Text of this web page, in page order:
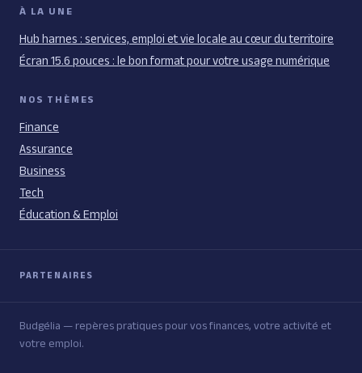
À LA UNE
Hub harnes : services, emploi et vie locale au cœur du territoire
Écran 15.6 pouces : le bon format pour votre usage numérique
NOS THÈMES
Finance
Assurance
Business
Tech
Éducation & Emploi
PARTENAIRES
Budgélia — repères pratiques pour vos finances, votre activité et
votre emploi.